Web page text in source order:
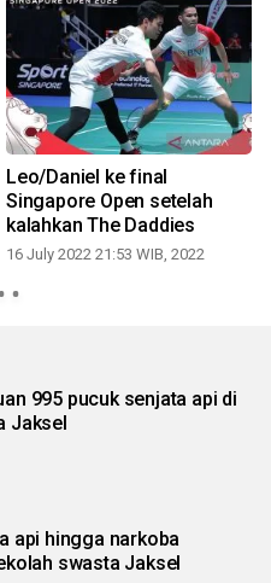
Leo/Daniel ke final
Singapore Open setelah
kalahkan The Daddies
16 July 2022 21:53 WIB, 2022
995 pucuk senjata api di
Jaksel
api hingga narkoba
swasta Jaksel